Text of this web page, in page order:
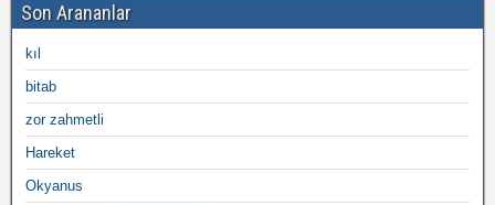
Son Arananlar
kıl
bitab
zor zahmetli
Hareket
Okyanus